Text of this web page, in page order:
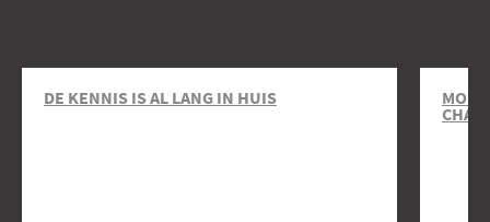
DE KENNIS IS AL LANG IN HUIS